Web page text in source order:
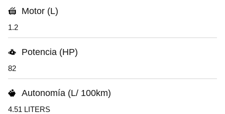
Motor (L)
1.2
Potencia (HP)
82
Autonomía (L/ 100km)
4.51 LITERS